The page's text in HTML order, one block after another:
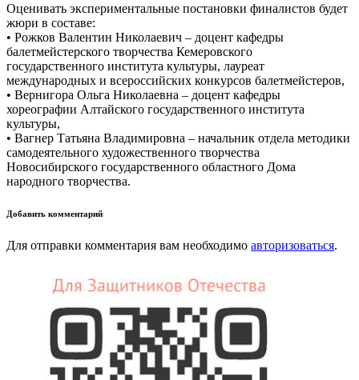
Оценивать экспериментальные постановки финалистов будет
жюри в составе:
• Рожков Валентин Николаевич – доцент кафедры
балетмейстерского творчества Кемеровского
государственного института культуры, лауреат
международных и всероссийских конкурсов балетмейстеров,
• Вернигора Ольга Николаевна – доцент кафедры
хореографии Алтайского государственного института
культуры,
• Вагнер Татьяна Владимировна – начальник отдела методики
самодеятельного художественного творчества
Новосибирского государственного областного Дома
народного творчества.
Добавить комментарий
Для отправки комментария вам необходимо авторизоваться.